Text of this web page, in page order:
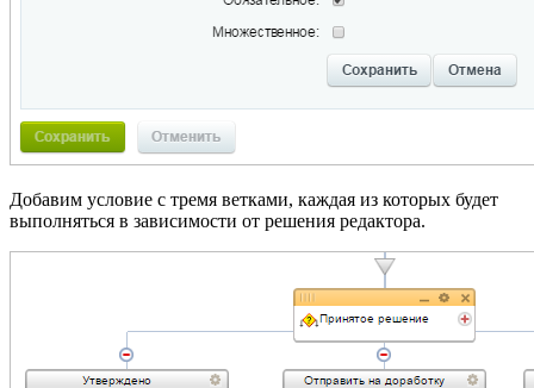
Добавим условие с тремя ветками, каждая из которых будет
выполняться в зависимости от решения редактора.